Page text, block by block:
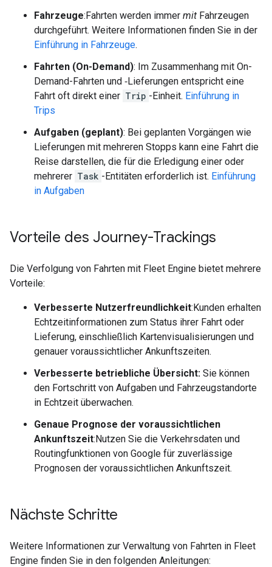
Fahrzeuge:Fahrten werden immer mit Fahrzeugen
durchgeführt. Weitere Informationen finden Sie in der
Einführung in Fahrzeuge.
Fahrten (On-Demand): Im Zusammenhang mit On-
Demand-Fahrten und ‑Lieferungen entspricht eine
Fahrt oft direkt einer Trip -Einheit. Einführung in
Trips
Aufgaben (geplant): Bei geplanten Vorgängen wie
Lieferungen mit mehreren Stopps kann eine Fahrt die
Reise darstellen, die für die Erledigung einer oder
mehrerer Task -Entitäten erforderlich ist. Einführung
in Aufgaben
Vorteile des Journey-Trackings
Die Verfolgung von Fahrten mit Fleet Engine bietet mehrere
Vorteile:
Verbesserte Nutzerfreundlichkeit:Kunden erhalten
Echtzeitinformationen zum Status ihrer Fahrt oder
Lieferung, einschließlich Kartenvisualisierungen und
genauer voraussichtlicher Ankunftszeiten.
Verbesserte betriebliche Übersicht: Sie können
den Fortschritt von Aufgaben und Fahrzeugstandorte
in Echtzeit überwachen.
Genaue Prognose der voraussichtlichen
Ankunftszeit:Nutzen Sie die Verkehrsdaten und
Routingfunktionen von Google für zuverlässige
Prognosen der voraussichtlichen Ankunftszeit.
Nächste Schritte
Weitere Informationen zur Verwaltung von Fahrten in Fleet
Engine finden Sie in den folgenden Anleitungen: